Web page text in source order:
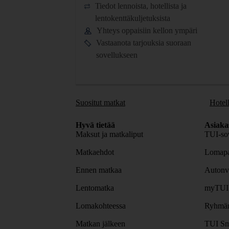
Tiedot lennoista, hotellista ja
lentokenttäkuljetuksista
Yhteys oppaisiin kellon ympäri
Vastaanota tarjouksia suoraan
sovellukseen
Suositut matkat
Hyvä tietää
Maksut ja matkaliput
Matkaehdot
Ennen matkaa
Lentomatka
Lomakohteessa
Matkan jälkeen
TUI-
myTUI
TUI